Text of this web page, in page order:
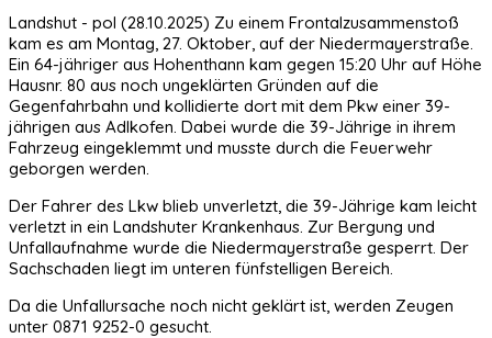
Landshut - pol (28.10.2025) Zu einem Frontalzusammenstoß
kam es am Montag, 27. Oktober, auf der Niedermayerstraße.
Ein 64-jähriger aus Hohenthann kam gegen 15:20 Uhr auf Höhe
Hausnr. 80 aus noch ungeklärten Gründen auf die
Gegenfahrbahn und kollidierte dort mit dem Pkw einer 39-
jährigen aus Adlkofen. Dabei wurde die 39-Jährige in ihrem
Fahrzeug eingeklemmt und musste durch die Feuerwehr
geborgen werden.
Der Fahrer des Lkw blieb unverletzt, die 39-Jährige kam leicht
verletzt in ein Landshuter Krankenhaus. Zur Bergung und
Unfallaufnahme wurde die Niedermayerstraße gesperrt. Der
Sachschaden liegt im unteren fünfstelligen Bereich.
Da die Unfallursache noch nicht geklärt ist, werden Zeugen
unter 0871 9252-0 gesucht.